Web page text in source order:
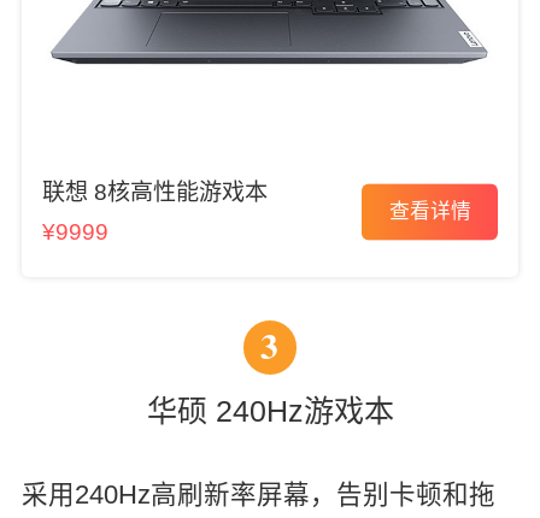
联想 8核高性能游戏本
¥9999
查看详情
3
华硕 240Hz游戏本
采用240Hz高刷新率屏幕，告别卡顿和拖